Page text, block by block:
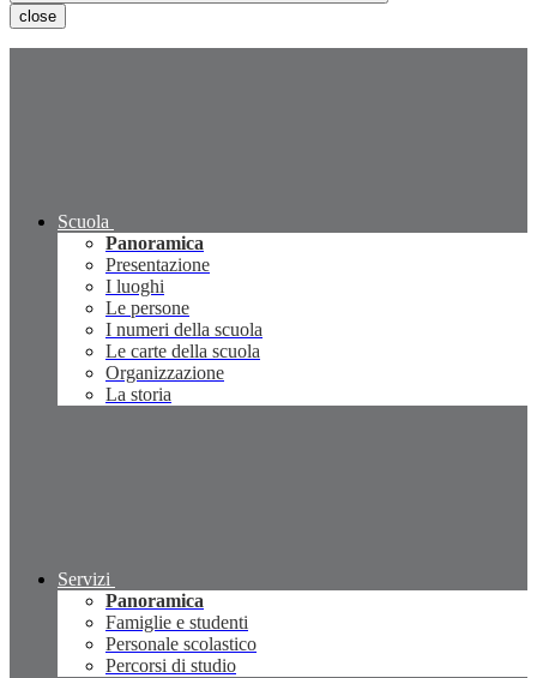
close
Scuola
Panoramica
Presentazione
I luoghi
Le persone
I numeri della scuola
Le carte della scuola
Organizzazione
La storia
Servizi
Panoramica
Famiglie e studenti
Personale scolastico
Percorsi di studio